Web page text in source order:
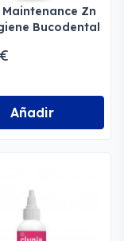
Maintenance Zn
Bucodental
Añadir